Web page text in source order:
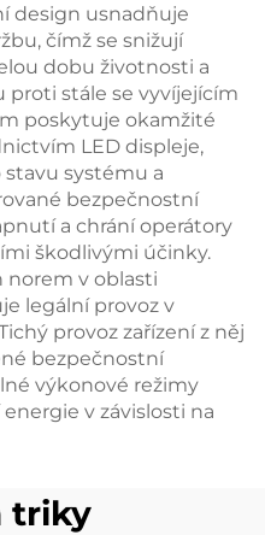
design usnadňuje
čímž se snižují
dobu životnosti a
proti stále se vyvíjejícím
poskytuje okamžité
LED displeje,
systému a
bezpečnostní
a chrání operátory
škodlivými účinky.
norem v oblasti
legální provoz v
provoz zařízení z něj
bezpečnostní
výkonové režimy
v závislosti na
triky